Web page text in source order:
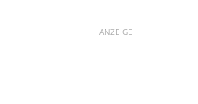
ANZEIGE